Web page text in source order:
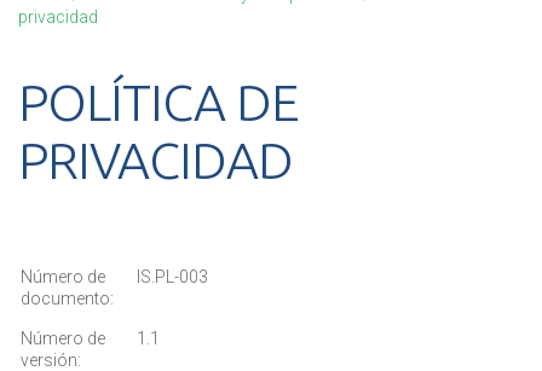
privacidad
POLÍTICA DE
PRIVACIDAD
Número de
documento:
IS.PL-003
Número de
versión:
1.1